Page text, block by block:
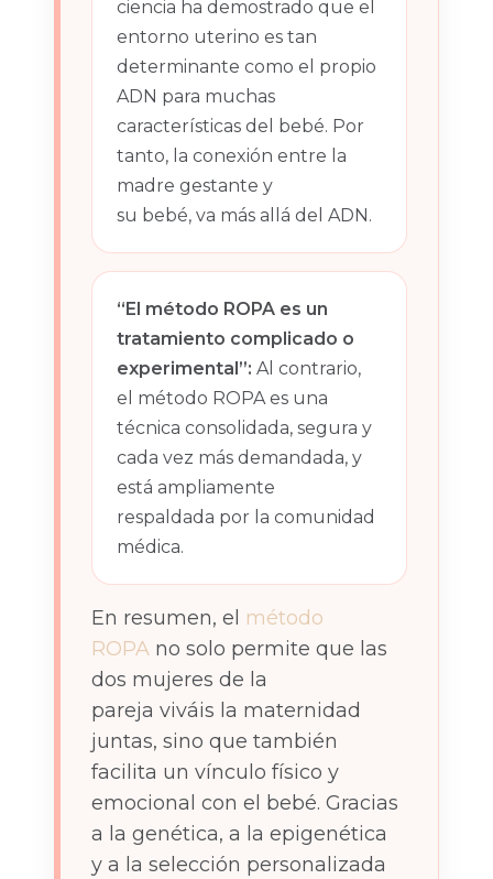
ciencia ha demostrado que el
entorno uterino es tan
determinante como el propio
ADN para muchas
características del bebé. Por
tanto, la conexión entre la
madre gestante y
su bebé, va más allá del ADN.
“El método ROPA es un
tratamiento complicado o
experimental”: Al contrario,
el método ROPA es una
técnica consolidada, segura y
cada vez más demandada, y
está ampliamente
respaldada por la comunidad
médica.
En resumen, el método
ROPA no solo permite que las
dos mujeres de la
pareja viváis la maternidad
juntas, sino que también
facilita un vínculo físico y
emocional con el bebé. Gracias
a la genética, a la epigenética
y a la selección personalizada